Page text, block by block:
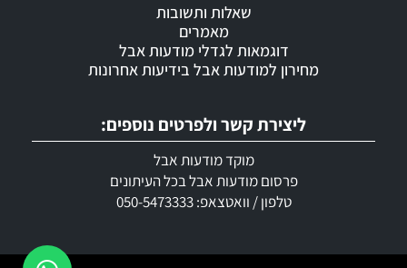
ליצירת קשר ולפרטים נוספים:
מוקד מודעות אבל
פרסום מודעות אבל בכל העיתונים
טלפון / וואטצאפ: 050-5473333
שאלות ותשובות
מאמרים
דוגמאות לגדלי מודעות אבל
מחירון למודעות אבל בידיעות אחרונות